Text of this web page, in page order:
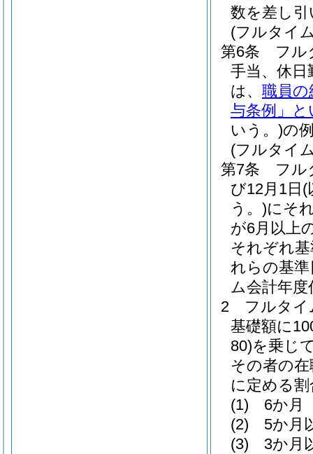
数を差し
(フルタイ
第6条
フル
手当、休日
は、 職員の
与条例」と
いう。)の
(フルタイ
第7条
フル
び12月1日 (
う。)にそ
が6月以上
それぞれ
れらの基
ム会計年
2
フルタイ
基礎額に
80)を乗じ
その者の
に定める
(1)
6か月
(2)
5か月
(3)
3か月